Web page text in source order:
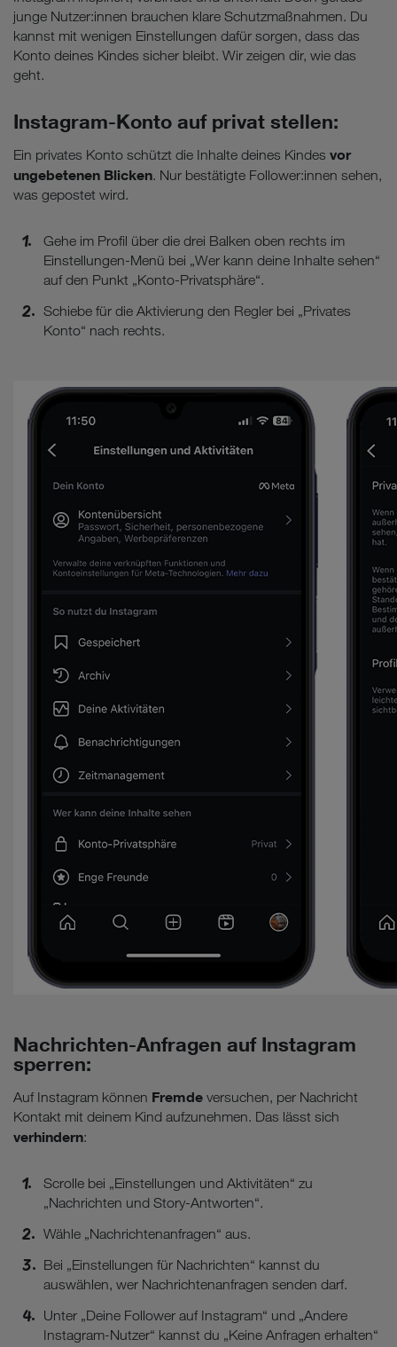
junge Nutzer:innen brauchen klare Schutzmaßnahmen. Du
kannst mit wenigen Einstellungen dafür sorgen, dass das
Konto deines Kindes sicher bleibt. Wir zeigen dir, wie das
geht.
Instagram-Konto auf privat stellen:
Ein privates Konto schützt die Inhalte deines Kindes vor
ungebetenen Blicken. Nur bestätigte Follower:innen sehen,
was gepostet wird.
Gehe im Profil über die drei Balken oben rechts im
Einstellungen-Menü bei „Wer kann deine Inhalte sehen“
auf den Punkt „Konto-Privatsphäre“.
Schiebe für die Aktivierung den Regler bei „Privates
Konto“ nach rechts.
Nachrichten-Anfragen auf Instagram
sperren:
Auf Instagram können Fremde versuchen, per Nachricht
Kontakt mit deinem Kind aufzunehmen. Das lässt sich
verhindern:
Scrolle bei „Einstellungen und Aktivitäten“ zu
„Nachrichten und Story-Antworten“.
Wähle „Nachrichtenanfragen“ aus.
Bei „Einstellungen für Nachrichten“ kannst du
auswählen, wer Nachrichtenanfragen senden darf.
Unter „Deine Follower auf Instagram“ und „Andere
Instagram-Nutzer“ kannst du „Keine Anfragen erhalten“